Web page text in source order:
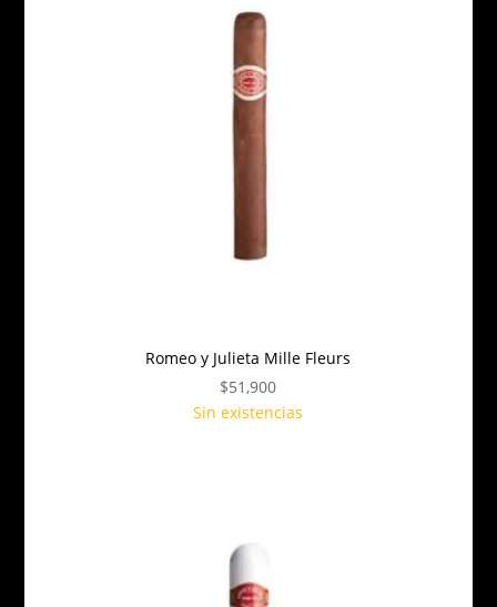
Romeo y Julieta Mille Fleurs
$51,900
Sin existencias